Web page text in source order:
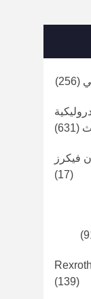
(256)
(631)
فيكرز
(17)
(139)